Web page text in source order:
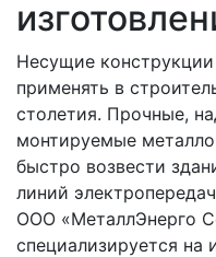
Несущие
применять в
столетия. Прочные,
монтируемые
быстро возвести
линий
ООО «МеталлЭнерго
специализируется на